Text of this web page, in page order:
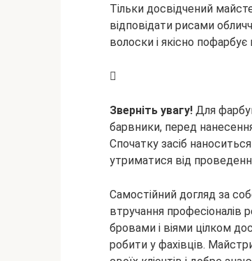
Тільки досвідчений
відповідати рисами
волоски і якісно пофарбує
Зверніть увагу! Для
барвники, перед
Спочатку засіб
утриматися від
Самостійний догляд за
втручання професіоналів
бровами і віями цілком
робити у фахівців.